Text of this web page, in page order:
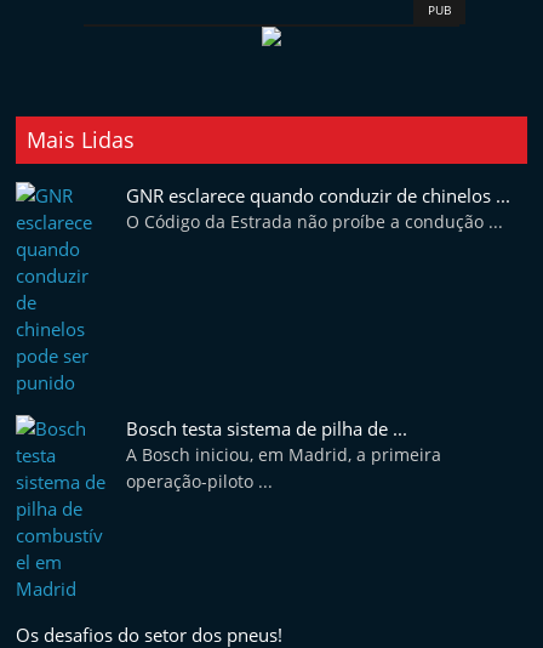
r
e
t
ó
v
e
P
PUB
Mais Lidas
GNR esclarece quando conduzir de chinelos ...
O Código da Estrada não proíbe a condução ...
Bosch testa sistema de pilha de ...
A Bosch iniciou, em Madrid, a primeira
operação-piloto ...
Os desafios do setor dos pneus!